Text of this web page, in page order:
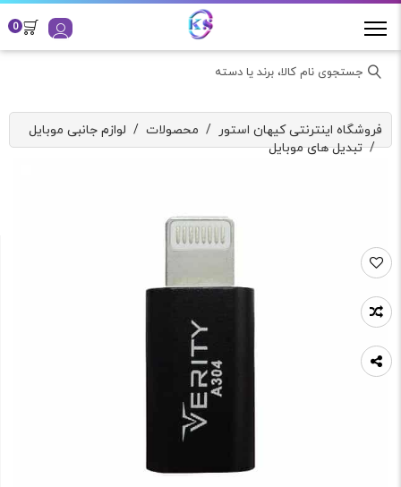
0
جستجوی نام کالا، برند یا دسته
فروشگاه اینترنتی کیهان استور / محصولات / لوازم جانبی موبایل
/تبدیل های موبایل